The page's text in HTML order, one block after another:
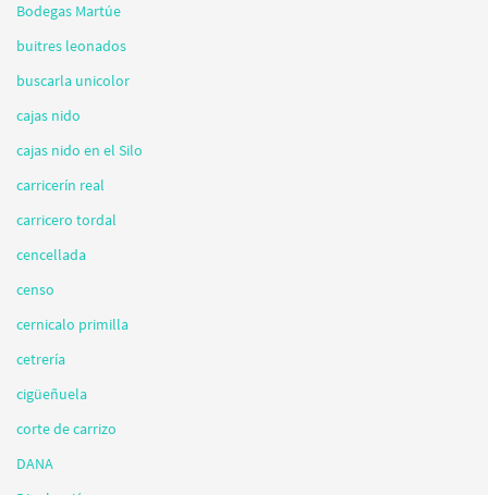
Bodegas Martúe
buitres leonados
buscarla unicolor
cajas nido
cajas nido en el Silo
carricerín real
carricero tordal
cencellada
censo
cernicalo primilla
cetrería
cigüeñuela
corte de carrizo
DANA